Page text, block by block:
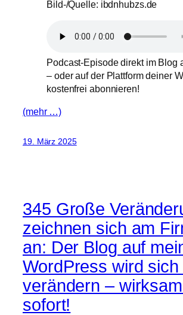
Bild-/Quelle: ibdnhubzs.de
Podcast-Episode direkt im Blog
– oder auf der Plattform deiner
kostenfrei abonnieren!
(mehr …)
19. März 2025
345 Große
zeichnen sich am
an: Der Blog auf
WordPress wird sich
verändern –
sofort!